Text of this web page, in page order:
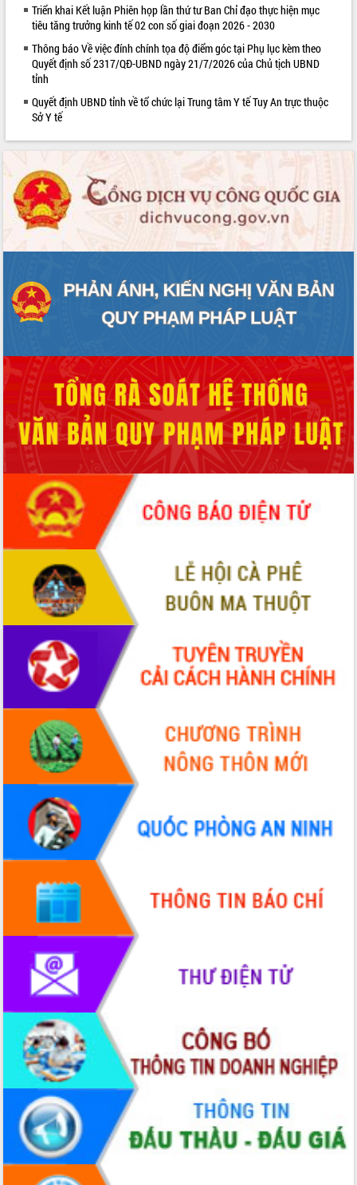
vụ 6 tháng cuối năm 2026
Kỳ họp thứ Hai, Hội đồng nhân dân
tỉnh khóa XI quyết nghị nhiều nội dung
quan trọng
Bí thư Tỉnh ủy Lương Nguyễn Minh
Triết thăm, tặng quà người có công với
cách mạng
văn hóa, thể thao đáp ứng yêu cầu
Thường trực HĐND tỉnh Đắk Lắk gặp
mặt Đoàn chuyên gia y tế TP. Hồ Chí
Minh
Lễ truy điệu và an táng hài cốt liệt sĩ
tại Nghĩa trang Liệt sĩ xã Sơn Hòa
xuất khẩu sầu riêng và triển khai quy
định EUDR
Thứ trưởng Bộ Nông nghiệp và Môi
vùng trồng và doanh nghiệp đóng gói
sầu riêng tại Đắk Lắk
Trình diễn nghệ thuật chế biến các
món ăn từ sầu riêng
Đắk Lắk công bố Quy hoạch và xúc
tiến đầu tư tỉnh
Ngành cá ngừ Đắk Lắk chủ động thích
ứng để giữ vững thị trường xuất khẩu
Diễn đàn Kinh tế tư nhân Việt Nam đột
phá cơ chế - Hợp tác công tư
Đề án 06 tạo bước ngoặt đột phá trong
cải cách hành chính tỉnh Đắk Lắk
Kết nối tour, đẩy mạnh chuyển đổi số
để phát triển du lịch Đắk Lắk
Khởi động Dự án Đầu tư xây dựng hạ
tầng kỹ thuật Cụm công nghiệp Tân
Gặp mặt các cơ quan báo chí nhân Kỷ
niệm 101 năm Ngày Báo chí Cách
mạng Việt Nam
Đắk Lắk sơ kết 4 năm triển khai thực
hiện Đề án 06 của Chính phủ
Họp báo thông tin về Hội nghị Công bố
Quy hoạch và Xúc tiến đầu tư tỉnh Đắk
Khơi thông điểm nghẽn, đẩy nhanh
giải ngân vốn khắc phục thiên tai
HĐND tỉnh thông qua điều chỉnh Quy
hoạch tỉnh thời kỳ 2021-2030
Hội thảo góp ý hồ sơ điều chỉnh quy
hoạch tỉnh Đắk Lắk thời kỳ 2021-2030,
tầm nhìn đến năm 2050
Nâng cao hiệu quả hoạt động của các
doanh nghiệp nhà nước
Hội nghị triển khai kết nối mạng
truyền số liệu chuyên dùng phục vụ cơ
quan Đảng, Nhà nước
Lễ phát động chuỗi hoạt động chung
tay làm sạch môi trường
Xã Ea Kar bước chuyển mình trong
công tác cải cách hành chính mô hình
mới
UBND tỉnh họp báo định kỳ tháng 4
năm 2026
Hội thảo khoa học “Giải pháp thúc đẩy
phát triển nền kinh tế xanh tại tỉnh
Đắk Lắk”
LIÊN KẾT WEB
Triển khai Kết luận Phiên họp lần thứ tư Ban Chỉ đạo thực hiện mục
tiêu tăng trưởng kinh tế 02 con số giai đoạn 2026 - 2030
Thông báo Về việc đính chính tọa độ điểm góc tại Phụ lục kèm theo
Quyết định số 2317/QĐ-UBND ngày 21/7/2026 của Chủ tịch UBND
tỉnh
Quyết định UBND tỉnh về tổ chức lại Trung tâm Y tế Tuy An trực thuộc
Sở Y tế